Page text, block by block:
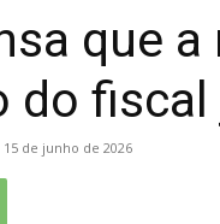
que
do
15 de junho de 2026